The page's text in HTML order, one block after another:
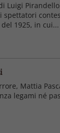
1925, in cui...
Mattia
legami né